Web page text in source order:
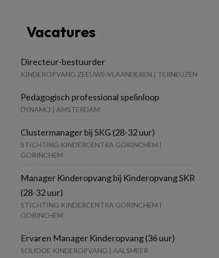
Vacatures
Directeur-bestuurder
KINDEROPVANG ZEEUWS-VLAANDEREN | TERNEUZEN
Pedagogisch professional spelinloop
DYNAMO | AMSTERDAM
Clustermanager bij SKG (28-32 uur)
STICHTING KINDERCENTRA GORINCHEM |
GORINCHEM
Manager Kinderopvang bij Kinderopvang SKR
(28-32 uur)
STICHTING KINDERCENTRA GORINCHEM |
GORINCHEM
Ervaren Manager Kinderopvang (36 uur)
SOLIDOE KINDEROPVANG | AALSMEER